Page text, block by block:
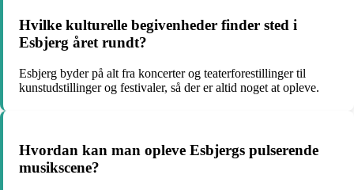
Hvilke kulturelle begivenheder finder sted i
Esbjerg året rundt?
Esbjerg byder på alt fra koncerter og teaterforestillinger til
kunstudstillinger og festivaler, så der er altid noget at opleve.
Hvordan kan man opleve Esbjergs pulserende
musikscene?